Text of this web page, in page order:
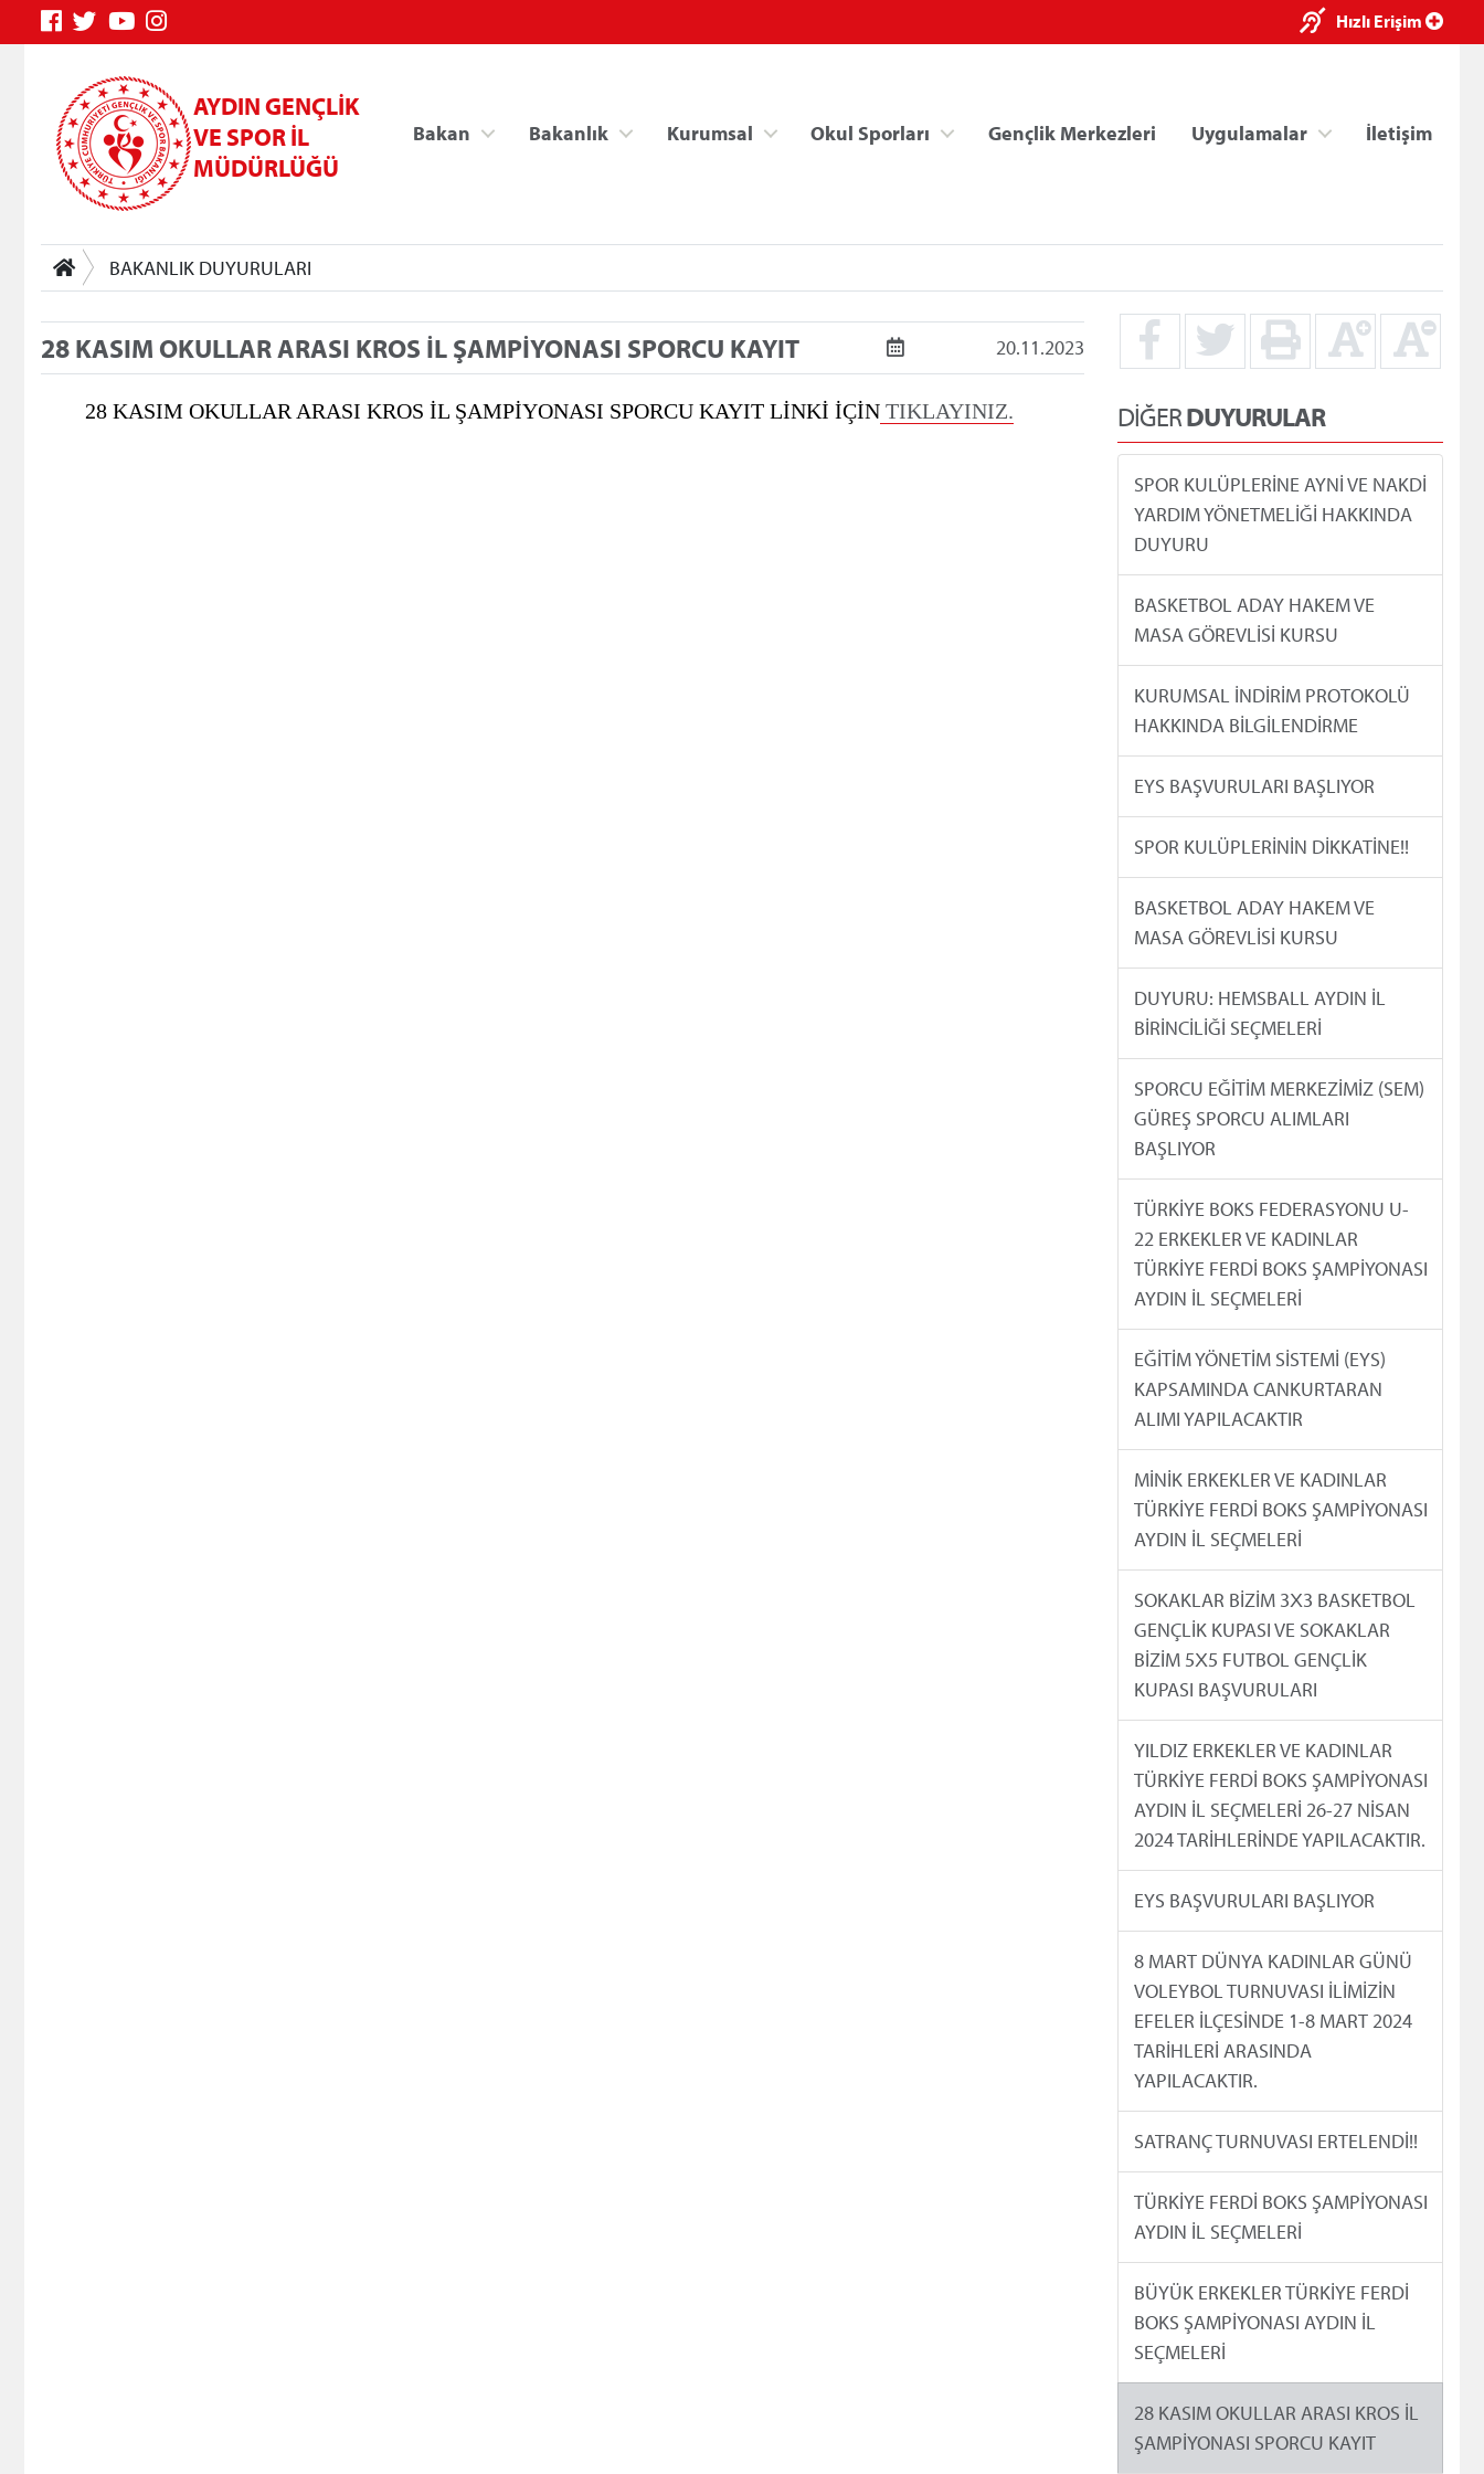
Hızlı Erişim
AYDIN GENÇLİK
VE SPOR İL
MÜDÜRLÜĞÜ
Bakan Bakanlık Kurumsal Okul Sporları Gençlik Merkezleri Uygulamalar İletişim
BAKANLIK DUYURULARI
28 KASIM OKULLAR ARASI KROS İL ŞAMPİYONASI SPORCU KAYIT 20.11.2023
28 KASIM OKULLAR ARASI KROS İL ŞAMPİYONASI SPORCU KAYIT LİNKİ İÇİN TIKLAYINIZ. DİĞERDUYURULAR
SPOR KULÜPLERİNE AYNİ VE NAKDİ
YARDIM YÖNETMELİĞİ HAKKINDA
DUYURU
BASKETBOL ADAY HAKEM VE
MASA GÖREVLİSİ KURSU
KURUMSAL İNDİRİM PROTOKOLÜ
HAKKINDA BİLGİLENDİRME
EYS BAŞVURULARI BAŞLIYOR
SPOR KULÜPLERİNİN DİKKATİNE!!
BASKETBOL ADAY HAKEM VE
MASA GÖREVLİSİ KURSU
DUYURU: HEMSBALL AYDIN İL
BİRİNCİLİĞİ SEÇMELERİ
SPORCU EĞİTİM MERKEZİMİZ (SEM)
GÜREŞ SPORCU ALIMLARI
BAŞLIYOR
TÜRKİYE BOKS FEDERASYONU U-
22 ERKEKLER VE KADINLAR
TÜRKİYE FERDİ BOKS ŞAMPİYONASI
AYDIN İL SEÇMELERİ
EĞİTİM YÖNETİM SİSTEMİ (EYS)
KAPSAMINDA CANKURTARAN
ALIMI YAPILACAKTIR
MİNİK ERKEKLER VE KADINLAR
TÜRKİYE FERDİ BOKS ŞAMPİYONASI
AYDIN İL SEÇMELERİ
SOKAKLAR BİZİM 3X3 BASKETBOL
GENÇLİK KUPASI VE SOKAKLAR
BİZİM 5X5 FUTBOL GENÇLİK
KUPASI BAŞVURULARI
YILDIZ ERKEKLER VE KADINLAR
TÜRKİYE FERDİ BOKS ŞAMPİYONASI
AYDIN İL SEÇMELERİ 26-27 NİSAN
2024 TARİHLERİNDE YAPILACAKTIR.
EYS BAŞVURULARI BAŞLIYOR
8 MART DÜNYA KADINLAR GÜNÜ
VOLEYBOL TURNUVASI İLİMİZİN
EFELER İLÇESİNDE 1-8 MART 2024
TARİHLERİ ARASINDA
YAPILACAKTIR.
SATRANÇ TURNUVASI ERTELENDİ!!
TÜRKİYE FERDİ BOKS ŞAMPİYONASI
AYDIN İL SEÇMELERİ
BÜYÜK ERKEKLER TÜRKİYE FERDİ
BOKS ŞAMPİYONASI AYDIN İL
SEÇMELERİ
28 KASIM OKULLAR ARASI KROS İL
ŞAMPİYONASI SPORCU KAYIT
×